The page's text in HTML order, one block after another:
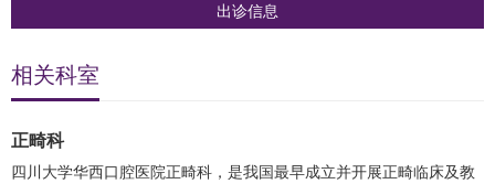
出诊信息
相关科室
正畸科
四川大学华西口腔医院正畸科，是我国最早成立并开展正畸临床及教